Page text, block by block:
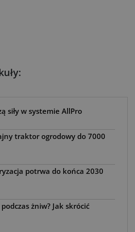
siły w systemie AllPro
traktor ogrodowy do 7000
potrwa do końca 2030
żniw? Jak skrócić